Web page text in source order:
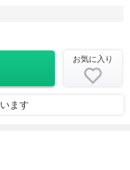
お気に入り
ます